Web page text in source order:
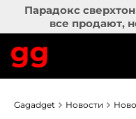
Парадокс
все продают,
Gagadget Новости